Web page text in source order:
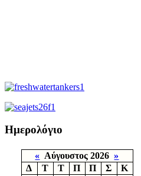
Ημερολόγιο
« Αύγουστος 2026»
Δ
Τ Τ Π Π Σ Κ